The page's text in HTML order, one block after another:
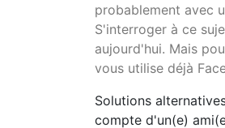
probablement avec
S'interroger à ce
aujourd'hui. Mais
vous utilise déjà
Solutions
compte d'un(e)